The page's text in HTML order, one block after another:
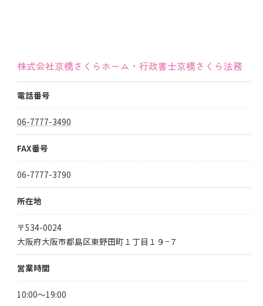
株式会社京橋さくらホーム・行政書士京橋さくら法務
電話番号
06-7777-3490
FAX番号
06-7777-3790
所在地
〒534-0024
大阪府大阪市都島区東野田町１丁目１９−７
営業時間
10:00～19:00